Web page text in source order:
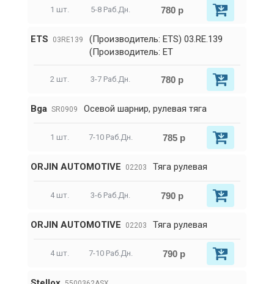
1 шт. 5-8 Раб.Дн. 780 р
ETS 03RE139
(Производитель: ETS) 03.RE.139
(Производитель: ET
2 шт. 3-7 Раб.Дн. 780 р
Bga SR0909 Осевой шарнир, рулевая тяга
1 шт. 7-10 Раб.Дн. 785 р
ORJIN AUTOMOTIVE 02203 Тяга рулевая
4 шт. 3-6 Раб.Дн. 790 р
ORJIN AUTOMOTIVE 02203 Тяга рулевая
4 шт. 7-10 Раб.Дн. 790 р